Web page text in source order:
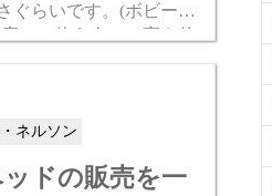
ぐらいです。(ボビー3
近は歯科医さんの方か...
ネルソン
ドの販売を一